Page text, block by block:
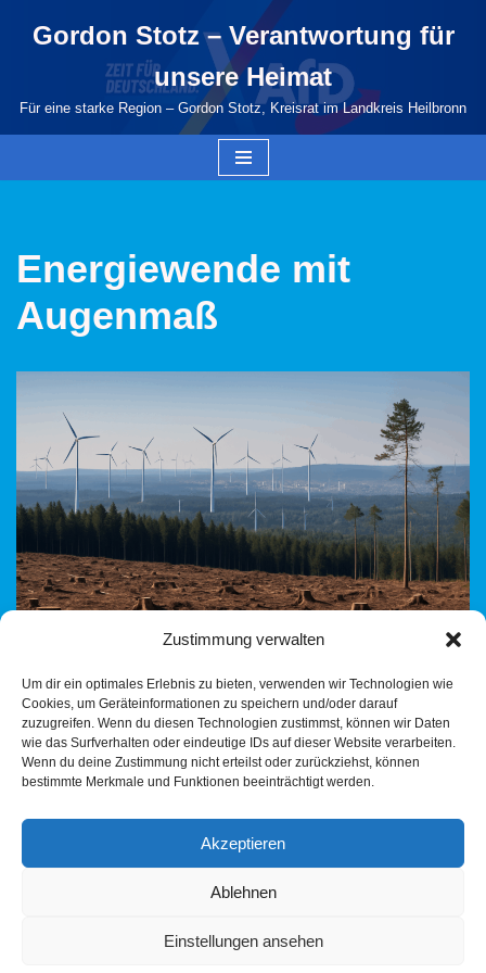
Zustimmung verwalten
Um dir ein optimales Erlebnis zu bieten, verwenden wir Technologien wie
Cookies, um Geräteinformationen zu speichern und/oder darauf
zuzugreifen. Wenn du diesen Technologien zustimmst, können wir Daten
wie das Surfverhalten oder eindeutige IDs auf dieser Website verarbeiten.
Wenn du deine Zustimmung nicht erteilst oder zurückziehst, können
bestimmte Merkmale und Funktionen beeinträchtigt werden.
Akzeptieren
Ablehnen
Einstellungen ansehen
springen
Gordon Stotz – Verantwortung für
unsere Heimat
Für eine starke Region – Gordon Stotz, Kreisrat im Landkreis Heilbronn
Energiewende mit
Augenmaß
am 25.07.2025 Vorwort zur Regionalverbandsversammlung Im
wärmsten Juli seit der Kreidezeit, beschäftigte sich der
Regionalverband mit den Gesetzen der Grünen
Landesregierung – der Partner ist…Weiterlesen »